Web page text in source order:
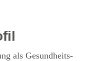
als Gesundheits-